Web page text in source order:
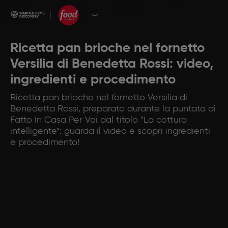
Ricetta pan brioche nel fornetto
Versilia di Benedetta Rossi: video,
ingredienti e procedimento
Ricetta pan brioche nel fornetto Versilia di
Benedetta Rossi, preparato durante la puntata di
Fatto In Casa Per Voi dal titolo "La cottura
intelligente": guarda il video e scopri ingredienti
e procedimento!